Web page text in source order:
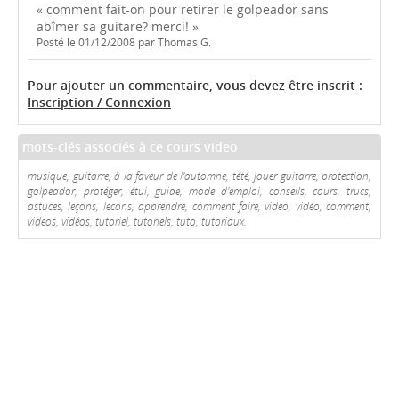
« comment fait-on pour retirer le golpeador sans
abîmer sa guitare? merci! »
Posté le 01/12/2008 par Thomas G.
Pour ajouter un commentaire, vous devez être inscrit :
Inscription / Connexion
mots-clés associés à ce cours video
musique, guitarre, à la faveur de l'automne, tété, jouer guitarre, protection,
golpeador, protéger, étui, guide, mode d'emploi, conseils, cours, trucs,
astuces, leçons, lecons, apprendre, comment faire, video, vidéo, comment,
videos, vidéos, tutoriel, tutoriels, tuto, tutoriaux.